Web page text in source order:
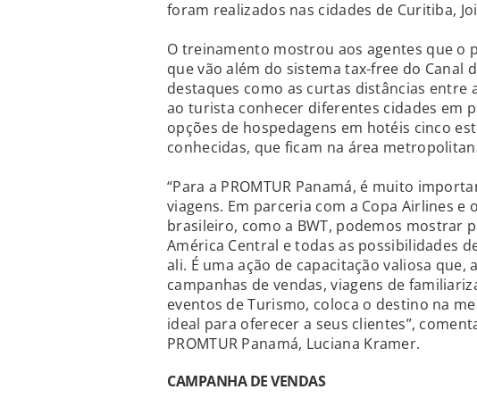
foram realizados nas cidades de Curitiba,
O treinamento mostrou aos agentes que o
que vão além do sistema tax-free do Canal
destaques como as curtas distâncias entre
ao turista conhecer diferentes cidades em
opções de hospedagens em hotéis cinco
conhecidas, que ficam na área
“Para a PROMTUR Panamá, é muito
viagens. Em parceria com a Copa Airlines
brasileiro, como a BWT, podemos mostrar
América Central e todas as possibilidades
ali. É uma ação de capacitação valiosa
campanhas de vendas, viagens de
eventos de Turismo, coloca o destino na
ideal para oferecer a seus clientes”,
PROMTUR Panamá, Luciana Kramer.
CAMPANHA DE VENDAS